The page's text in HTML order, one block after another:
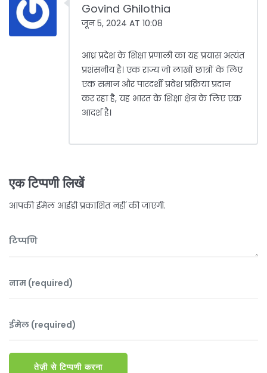
Govind Ghilothia
जून 5, 2024 AT 10:08
आंध्र प्रदेश के शिक्षा प्रणाली का यह प्रयास अत्यंत
प्रशंसनीय है। एक राज्य जो लाखों छात्रों के लिए
एक समान और पारदर्शी प्रवेश प्रक्रिया प्रदान
कर रहा है, यह भारत के शिक्षा क्षेत्र के लिए एक
आदर्श है।
एक टिप्पणी लिखें
आपकी ईमेल आईडी प्रकाशित नहीं की जाएगी.
तेज़ी से टिप्पणी करना